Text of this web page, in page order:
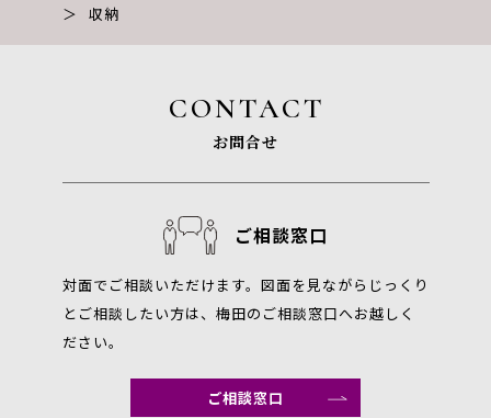
＞
収納
CONTACT
お問合せ
ご相談窓口
対面でご相談いただけます。図面を見ながらじっくり
とご相談したい方は、梅田のご相談窓口へお越しく
ださい。
ご相談窓口